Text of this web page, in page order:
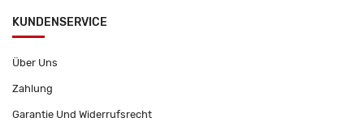
KUNDENSERVICE
Über Uns
Zahlung
Garantie Und Widerrufsrecht